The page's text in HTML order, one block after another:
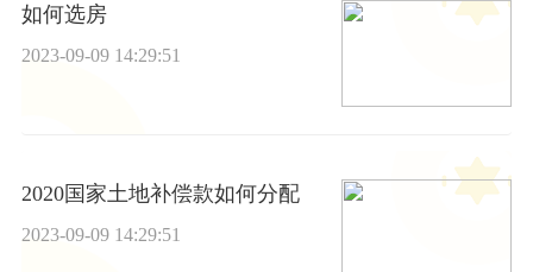
如何选房
2023-09-09 14:29:51
2020国家土地补偿款如何分配
2023-09-09 14:29:51